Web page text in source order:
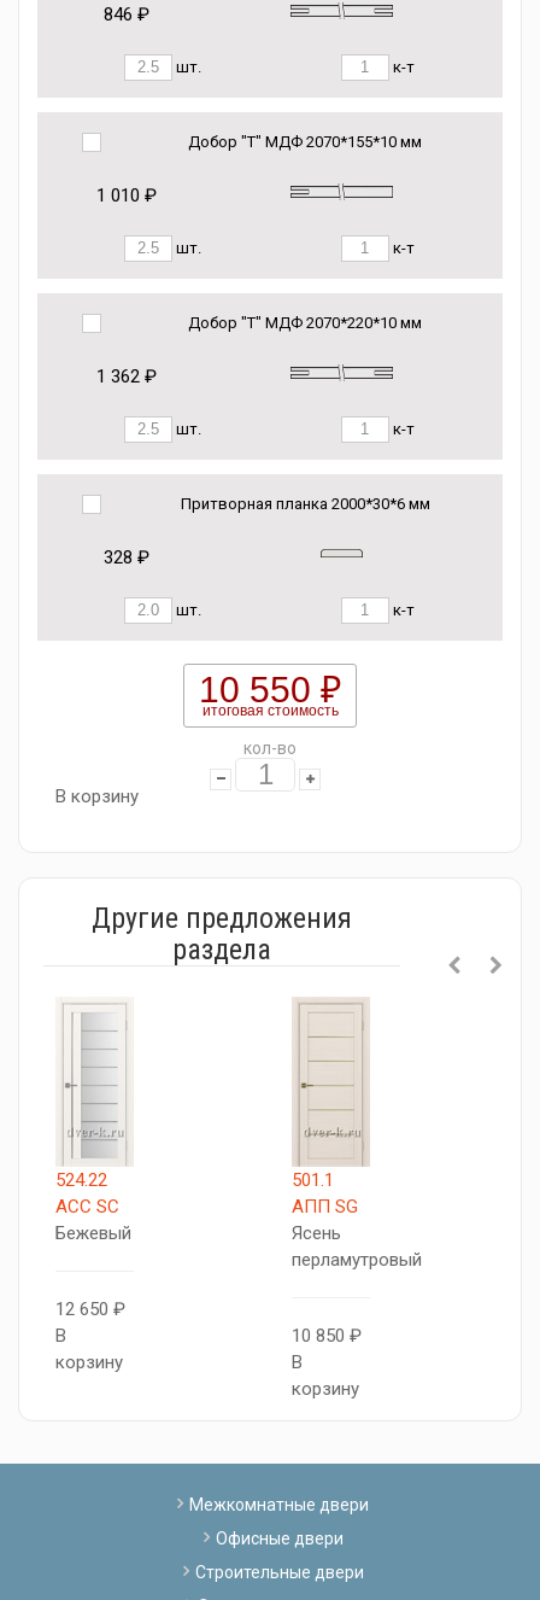
846 ₽
шт. к-т
Добор "Т" МДФ 2070*155*10 мм
1 010 ₽
шт. к-т
Добор "Т" МДФ 2070*220*10 мм
1 362 ₽
шт. к-т
Притворная планка 2000*30*6 мм
328 ₽
шт. к-т
10 550 ₽
итоговая стоимость
кол-во
В корзину
Другие предложения
раздела
524.22
АСС SC
Бежевый
12 650 ₽
В
корзину
501.1
АПП SG
Ясень
перламутровый
10 850 ₽
В
корзину
Межкомнатные двери
Офисные двери
Строительные двери